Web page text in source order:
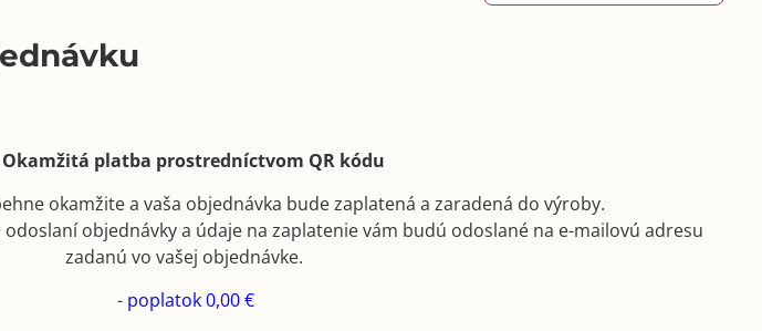
platba prostredníctvom QR kódu
okamžite a vaša objednávka bude zaplatená a zaradená do výroby.
objednávky a údaje na zaplatenie vám budú odoslané na e-mailovú adresu
zadanú vo vašej objednávke.
- poplatok 0,00 €